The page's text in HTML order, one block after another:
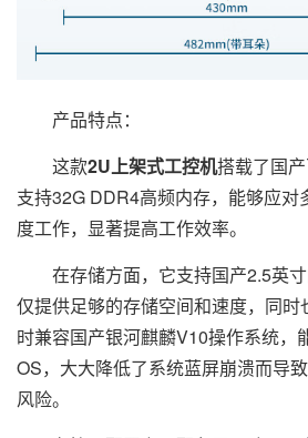
产品特点：
这款2U上架式工控机搭载了国
支持32G DDR4高频内存，能够应对
度工作，显著提高工作效率。
在存储方面，它支持国产2.5英寸
仅提供足够的存储空间和速度，同时
时兼容国产银河麒麟V10操作系统，
OS，大大降低了系统蓝屏崩溃而导
风险。